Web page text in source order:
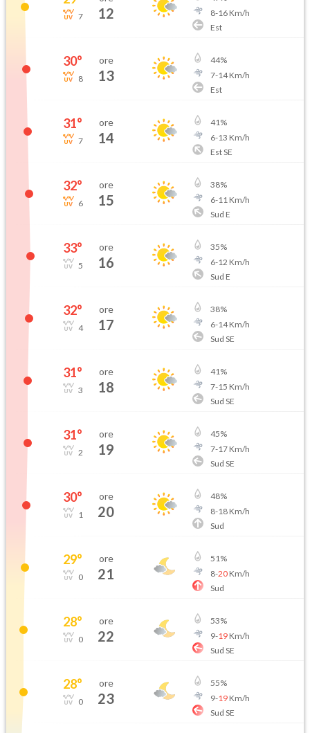
7 12
8-16Km/h
Est
30°
8
ore
13
44%
7-14Km/h
Est
31°
7
ore
14
41%
6-13 Km/h
Est SE
32°
6
ore
15
38%
6-11 Km/h
Sud E
33°
5
ore
16
35%
6-12 Km/h
Sud E
32°
4
ore
17
38%
6-14Km/h
Sud SE
31°
3
ore
18
41%
7-15 Km/h
Sud SE
31°
2
ore
19
45%
7-17Km/h
Sud SE
30°
1
ore
20
48%
8-18Km/h
Sud
29°
0
ore
21
51%
8-20Km/h
Sud
28°
0
ore
22
53%
9-19Km/h
Sud SE
28°
0
ore
23
55%
9-19Km/h
Sud SE